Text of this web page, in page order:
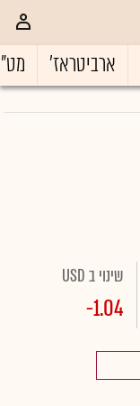
ארביטראז'
שינוי ב USD
-1.04